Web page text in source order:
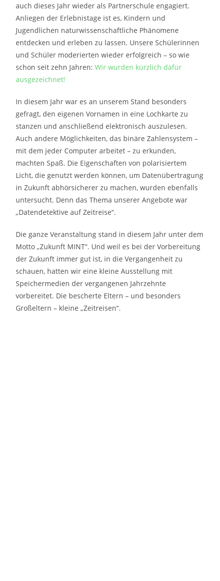
auch dieses Jahr wieder als Partnerschule engagiert.
Anliegen der Erlebnistage ist es, Kindern und
Jugendlichen naturwissenschaftliche Phänomene
entdecken und erleben zu lassen. Unsere Schülerinnen
und Schüler moderierten wieder erfolgreich – so wie
schon seit zehn Jahren:Wir wurden kürzlich dafür
ausgezeichnet!
In diesem Jahr war es an unserem Stand besonders
gefragt, den eigenen Vornamen in eine Lochkarte zu
stanzen und anschließend elektronisch auszulesen.
Auch andere Möglichkeiten, das binäre Zahlensystem –
mit dem jeder Computer arbeitet – zu erkunden,
machten Spaß. Die Eigenschaften von polarisiertem
Licht, die genutzt werden können, um Datenübertragung
in Zukunft abhörsicherer zu machen, wurden ebenfalls
untersucht. Denn das Thema unserer Angebote war
„Datendetektive auf Zeitreise“.
Die ganze Veranstaltung stand in diesem Jahr unter dem
Motto „Zukunft MINT“. Und weil es bei der Vorbereitung
der Zukunft immer gut ist, in die Vergangenheit zu
schauen, hatten wir eine kleine Ausstellung mit
Speichermedien der vergangenen Jahrzehnte
vorbereitet. Die bescherte Eltern – und besonders
Großeltern – kleine „Zeitreisen“.